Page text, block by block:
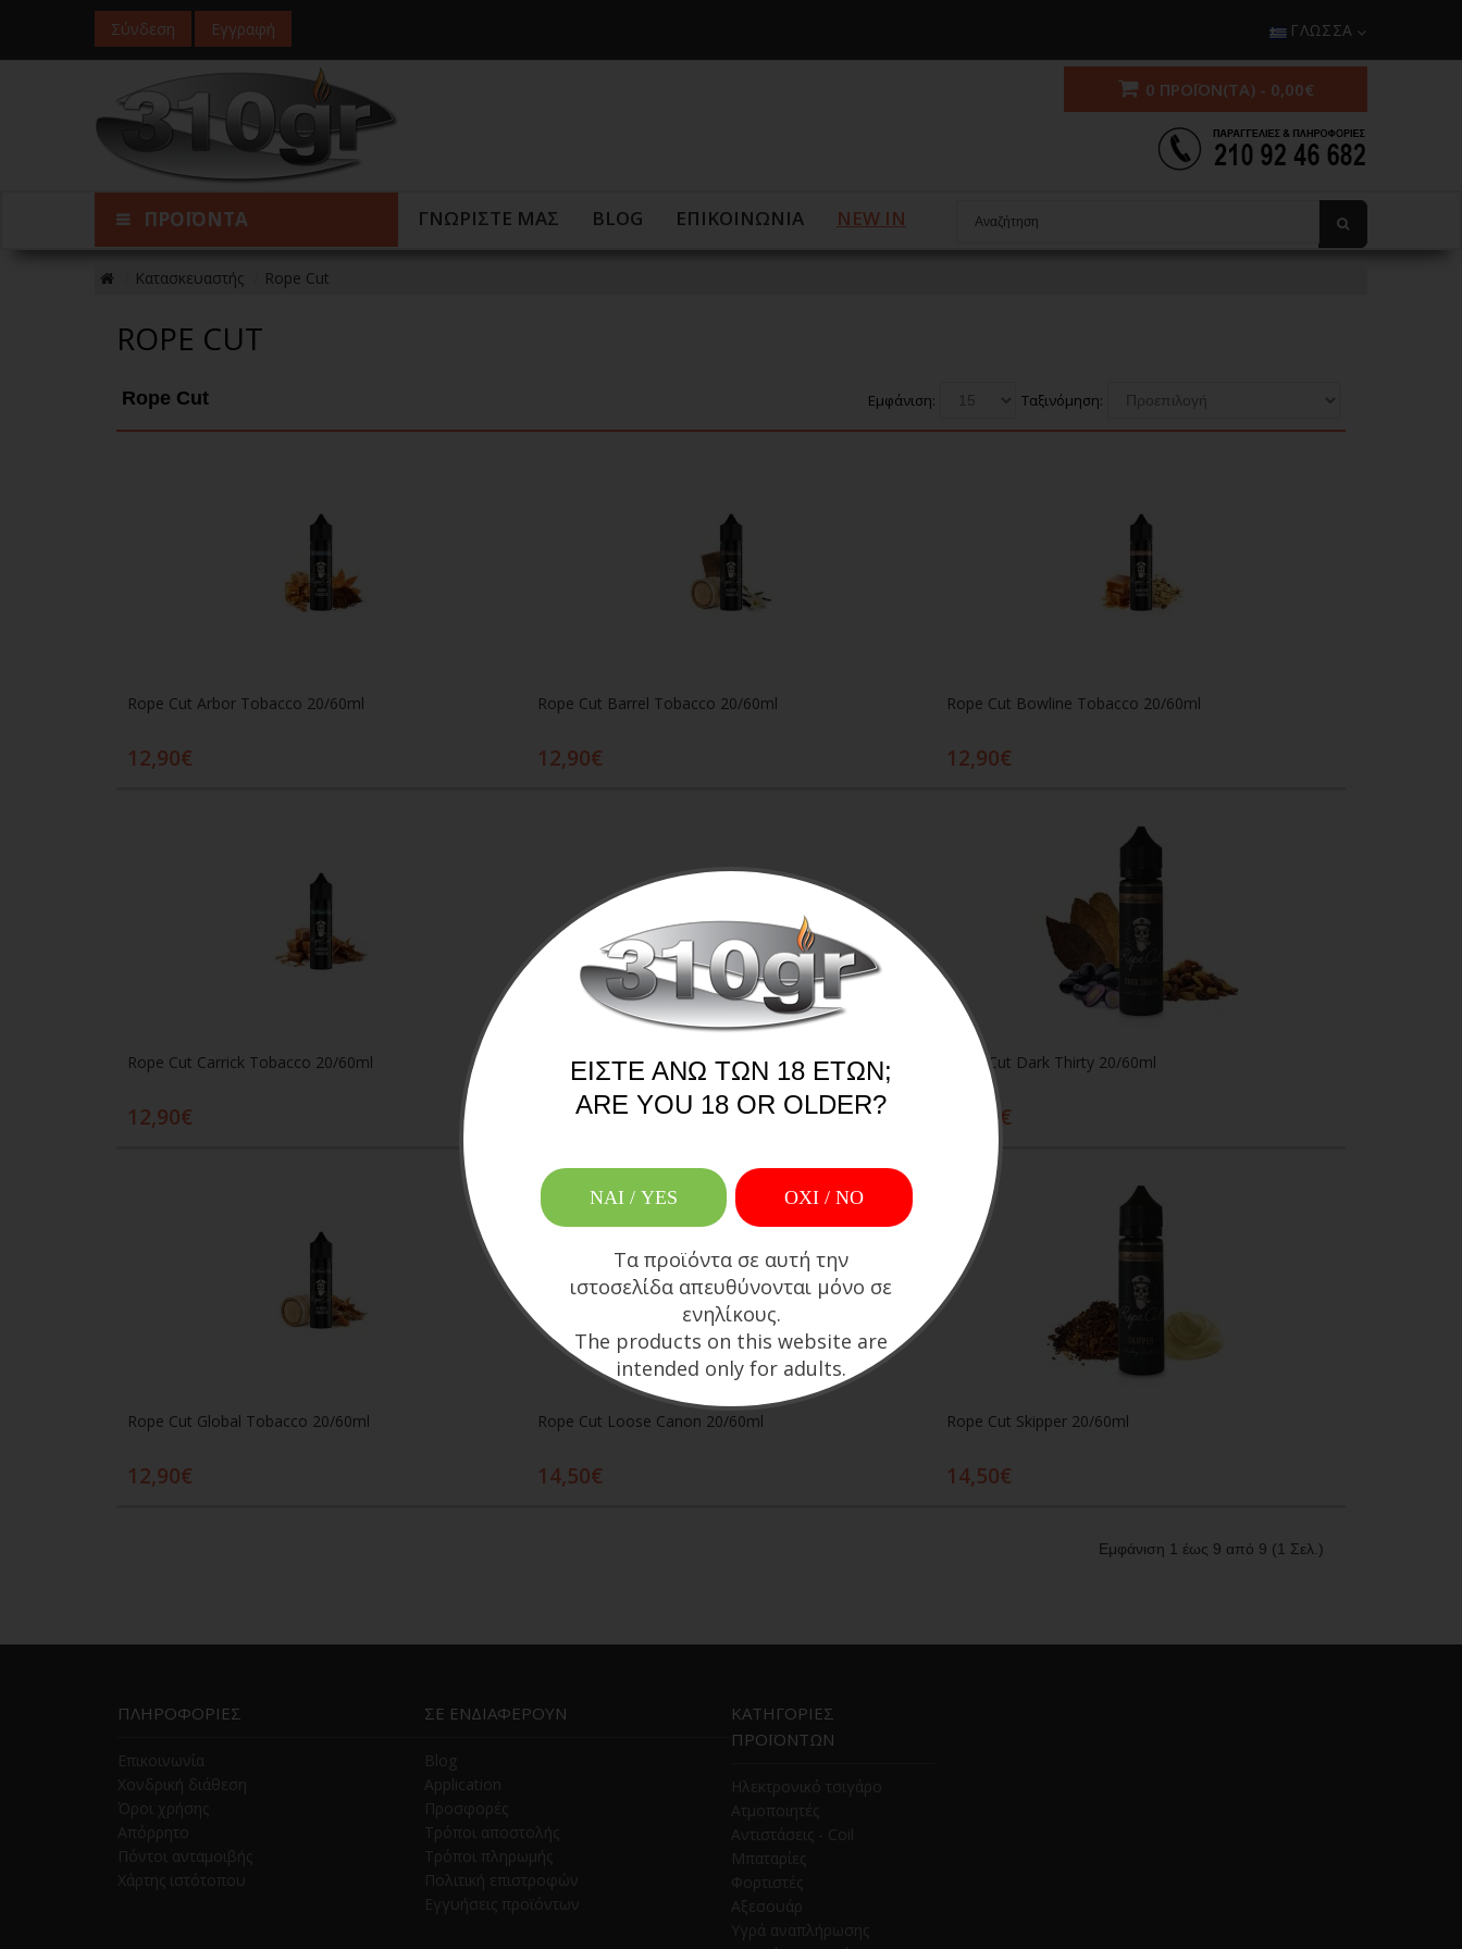
Σύνδεση Εγγραφή ΓΛΏΣΣΑ
0 ΠΡΟΪΌΝ(ΤΑ) - 0,00€
ΠΡΟΪΟΝΤΑ ΓΝΩΡΙΣΤΕ ΜΑΣ BLOG ΕΠΙΚΟΙΝΩΝΙΑ NEW IN
Κατασκευαστής Rope Cut
ROPE CUT
Rope Cut Ταξινόμηση:
Εμφάνιση:
Rope Cut Arbor Tobacco 20/60ml
12,90€
Rope Cut Barrel Tobacco 20/60ml
12,90€
Rope Cut Bowline Tobacco 20/60ml
12,90€
Rope Cut Carrick Tobacco 20/60ml
12,90€
Rope Cut Centauri Tobacco 20/60ml
12,90€
Rope Cut Dark Thirty 20/60ml
14,50€
Rope Cut Global Tobacco 20/60ml
12,90€
Rope Cut Loose Canon 20/60ml
14,50€
Rope Cut Skipper 20/60ml
14,50€
Εμφάνιση 1 έως 9 από 9 (1 Σελ.)
ΠΛΗΡΟΦΟΡΙΕΣ
Επικοινωνία
Χονδρική διάθεση
Όροι χρήσης
Απόρρητο
Πόντοι ανταμοιβής
Χάρτης ιστότοπου
ΣΕ ΕΝΔΙΑΦΕΡΟΥΝ
Blog
Application
Προσφορές
Τρόποι αποστολής
Τρόποι πληρωμής
Πολιτική επιστροφών
Εγγυήσεις προϊόντων
ΚΑΤΗΓΟΡΙΕΣ
ΠΡΟΪΟΝΤΩΝ
Ηλεκτρονικό τσιγάρο
Ατμοποιητές
Αντιστάσεις - Coil
Μπαταρίες
Φορτιστές
Αξεσουάρ
Υγρά αναπλήρωσης
ΕΊΣΤΕ ΆΝΩ ΤΩΝ 18 ΕΤΏΝ;
ARE YOU 18 OR OLDER?
ΝΑΙ / YES OXI / ΝΟ
Τα προϊόντα σε αυτή την
ιστοσελίδα απευθύνονται μόνο σε
ενηλίκους.
The products on this website are
intended only for adults.